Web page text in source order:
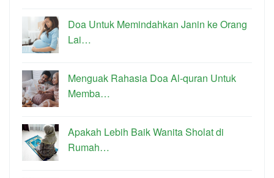
Doa Untuk Memindahkan Janin ke Orang
Lai…
Menguak Rahasia Doa Al-quran Untuk
Memba…
Apakah Lebih Baik Wanita Sholat di
Rumah…